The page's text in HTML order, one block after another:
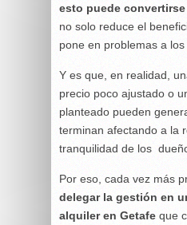
esto puede
no solo reduce el
pone en problemas a los
Y es que, en realidad,
precio poco ajustado o
planteado pueden
terminan afectando a la
tranquilidad de los
Por eso, cada vez más
delegar la gestión en
alquiler en Getafe que